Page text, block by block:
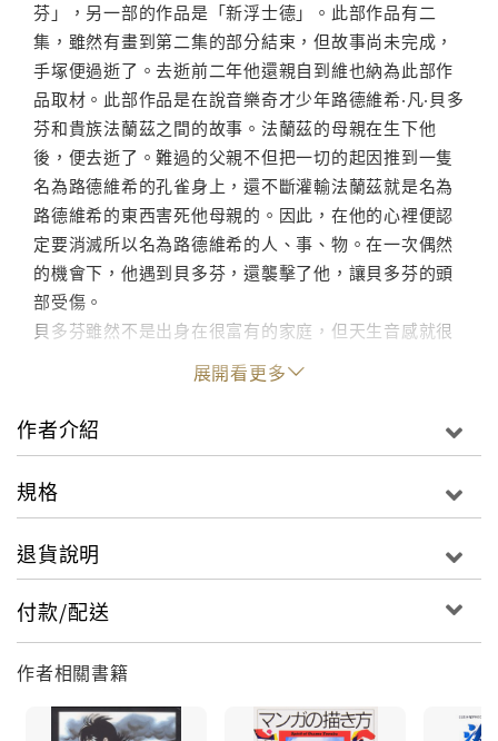
芬」，另一部的作品是「新浮士德」。此部作品有二
集，雖然有畫到第二集的部分結束，但故事尚未完成，
手塚便過逝了。去逝前二年他還親自到維也納為此部作
品取材。此部作品是在說音樂奇才少年路德維希‧凡‧貝多
芬和貴族法蘭茲之間的故事。法蘭茲的母親在生下他
後，便去逝了。難過的父親不但把一切的起因推到一隻
名為路德維希的孔雀身上，還不斷灌輸法蘭茲就是名為
路德維希的東西害死他母親的。因此，在他的心裡便認
定要消滅所以名為路德維希的人、事、物。在一次偶然
的機會下，他遇到貝多芬，還襲擊了他，讓貝多芬的頭
部受傷。
貝多芬雖然不是出身在很富有的家庭，但天生音感就很
好的他，可以很容易把曲子練上手。於是，酗酒父親便
利 用他來賺錢。在一次偶然的機會中，貝多芬聽到了莫
札特的音樂後大受感動，於是便前往維也納想跟莫札特
學習樂曲。不過，忙碌的莫礼特無法給予貝多芬太多的
一趟。在母親過逝後，貝多芬便為負擔家中的經濟，而
和法蘭茲竟然都同時喜歡上了白朗寧家的大女兒，這
展開看更多
作者介紹
規格
退貨說明
付款/配送
作者相關書籍